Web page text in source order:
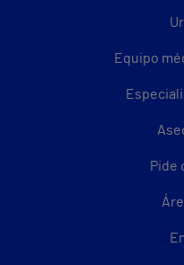
Equipo
Pide